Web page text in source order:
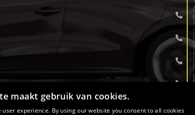
maakt gebruik van cookies.
experience. By using our website you consent to all cookies